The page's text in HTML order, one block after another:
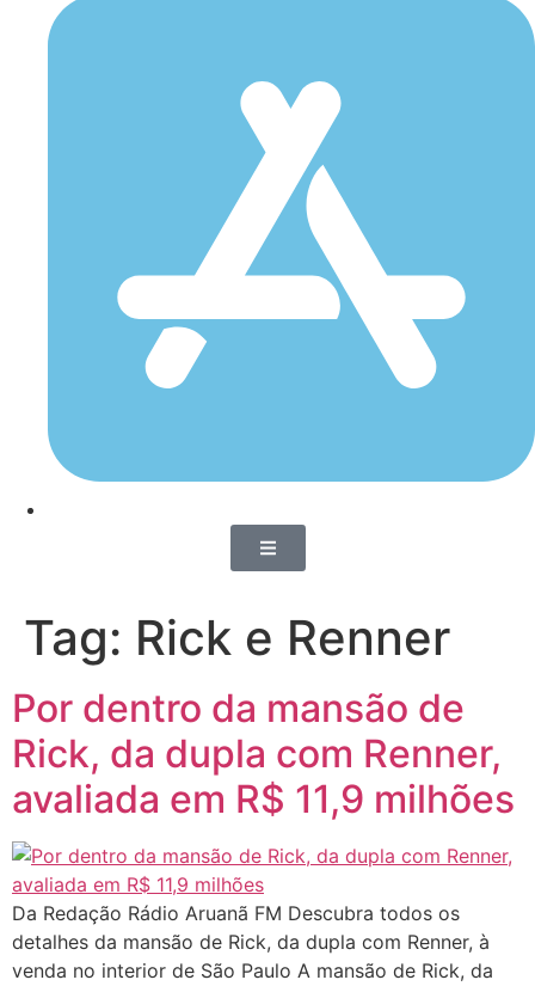
Tag: Rick e Renner
Por dentro da mansão de
Rick, da dupla com Renner,
avaliada em R$ 11,9 milhões
Da Redação Rádio Aruanã FM Descubra todos os
detalhes da mansão de Rick, da dupla com Renner, à
venda no interior de São Paulo A mansão de Rick, da